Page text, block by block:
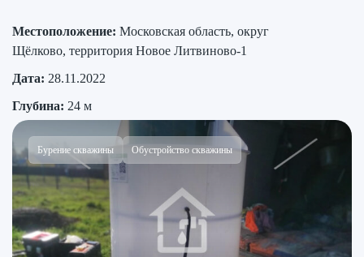
Местоположение: Московская область, округ
Щёлково, территория Новое Литвиново-1
Дата: 28.11.2022
Глубина: 24 м
Бурение скважины Обустройство скважины